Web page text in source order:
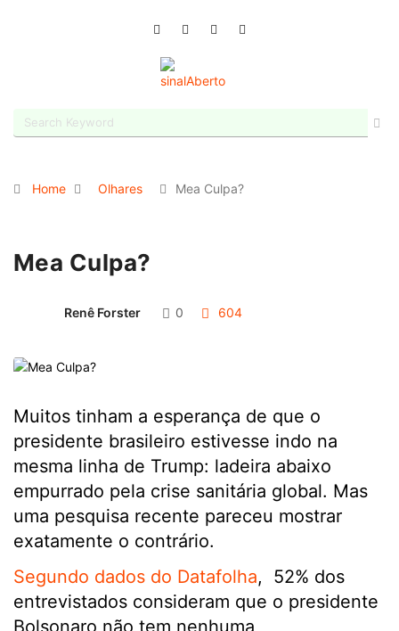
Home Olhares Mea Culpa?
Mea Culpa?
Renê Forster 0 604
Muitos tinham a esperança de que o
presidente brasileiro estivesse indo na
mesma linha de Trump: ladeira abaixo
empurrado pela crise sanitária global. Mas
uma pesquisa recente pareceu mostrar
exatamente o contrário.
Segundo dados do Datafolha, 52% dos
entrevistados consideram que o presidente
Bolsonaro não tem nenhuma